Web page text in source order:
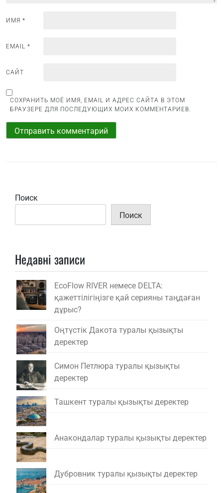
с
м
ИМЯ *
EMAIL *
САЙТ
СОХРАНИТЬ МОЁ ИМЯ, EMAIL И АДРЕС САЙТА В ЭТОМ
БРАУЗЕРЕ ДЛЯ ПОСЛЕДУЮЩИХ МОИХ КОММЕНТАРИЕВ.
Поиск
Поиск
Недавні записи
EcoFlow RIVER немесе DELTA:
қажеттілігіңізге қай серияны таңдаған
дұрыс?
Оңтүстік Дакота туралы қызықты
деректер
Симон Петлюра туралы қызықты
деректер
Ташкент туралы қызықты деректер
Анакондалар туралы қызықты деректер
Дубровник туралы қызықты деректер